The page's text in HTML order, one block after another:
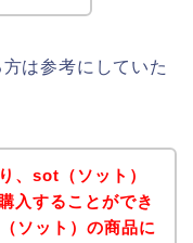
は参考にしていた
、sot（ソット）
入することができ
ソット）の商品に